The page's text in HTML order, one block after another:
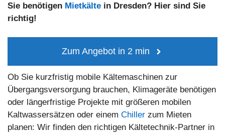
Sie benötigen Mietkälte in Dresden? Hier sind Sie
richtig!
Zum Angebot in 2 min
Ob Sie kurzfristig mobile Kältemaschinen zur
Übergangsversorgung brauchen, Klimageräte benötigen
oder längerfristige Projekte mit größeren mobilen
Kaltwassersätzen oder einem Chiller zum Mieten
planen: Wir finden den richtigen Kältetechnik-Partner in